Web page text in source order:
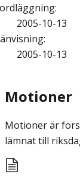
:
2005-10-13
:
2005-10-13
Motioner
Motioner är
lämnat till